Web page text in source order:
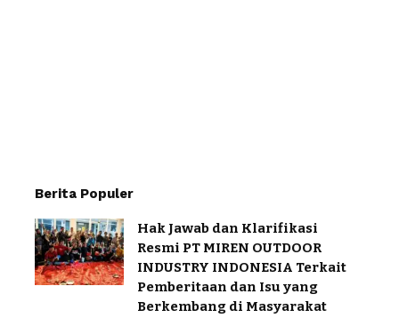
Berita Populer
Hak Jawab dan Klarifikasi
Resmi PT MIREN OUTDOOR
INDUSTRY INDONESIA Terkait
Pemberitaan dan Isu yang
Berkembang di Masyarakat